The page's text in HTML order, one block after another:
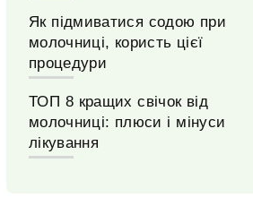
Як підмиватися содою при
молочниці, користь цієї
процедури
ТОП 8 кращих свічок від
молочниці: плюси і мінуси
лікування